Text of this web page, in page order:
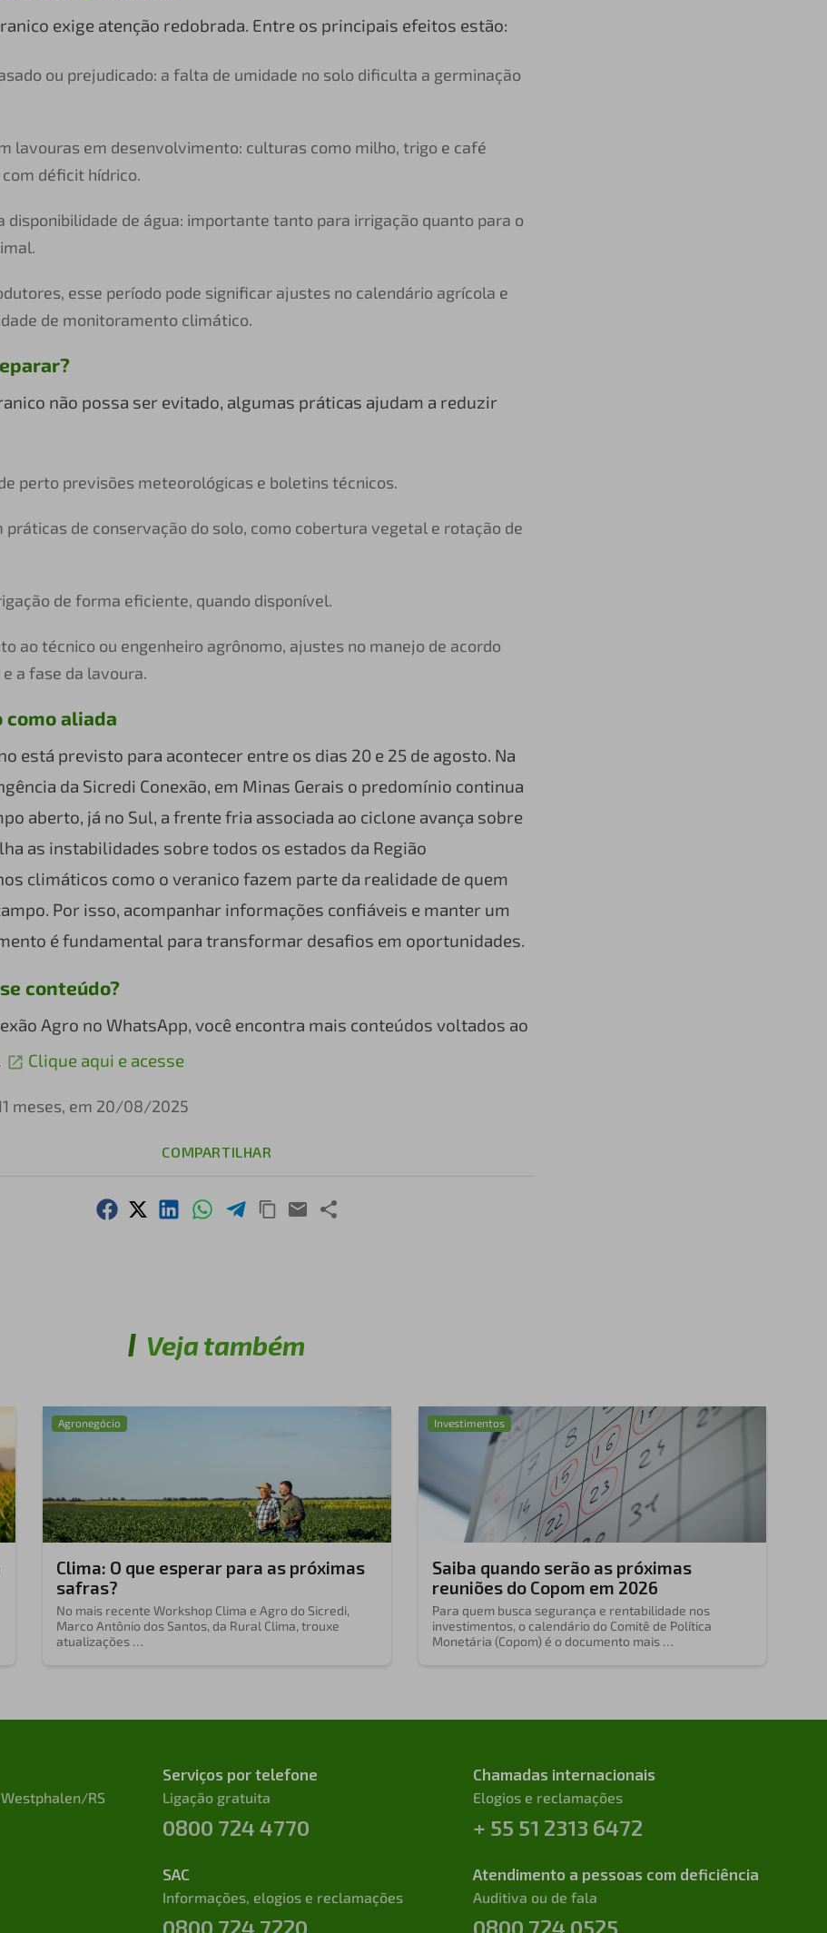
exige atenção redobrada. Entre os principais efeitos estão:
ou prejudicado: a falta de umidade no solo dificulta a germinação
lavouras em desenvolvimento: culturas como milho, trigo e café
déficit hídrico.
disponibilidade de água: importante tanto para irrigação quanto para o
esse período pode significar ajustes no calendário agrícola e
de monitoramento climático.
não possa ser evitado, algumas práticas ajudam a reduzir
perto previsões meteorológicas e boletins técnicos.
práticas de conservação do solo, como cobertura vegetal e rotação de
de forma eficiente, quando disponível.
ao técnico ou engenheiro agrônomo, ajustes no manejo de acordo
a fase da lavoura.
como aliada
está previsto para acontecer entre os dias 20 e 25 de agosto. Na
da Sicredi Conexão, em Minas Gerais o predomínio continua
aberto, já no Sul, a frente fria associada ao ciclone avança sobre
as instabilidades sobre todos os estados da Região
climáticos como o veranico fazem parte da realidade de quem
Por isso, acompanhar informações confiáveis e manter um
é fundamental para transformar desafios em oportunidades.
conteúdo?
Agro no WhatsApp, você encontra mais conteúdos voltados ao
Clique aqui e acesse
meses, em 20/08/2025
COMPARTILHAR
Veja também
Agronegócio
Clima: O que esperar para as próximas
safras?
No mais recenteWorkshop Clima e Agro do Sicredi,
Marco Antônio dos Santos, da Rural Clima, trouxe
atualizações …
Investimentos
Saiba quando serão as próximas
reuniões do Copom em 2026
Para quem busca segurança e rentabilidade nos
investimentos, o calendário do Comitê de Política
Monetária (Copom) é o documento mais …
RS
Serviços por telefone
Ligação gratuita
0800 724 4770
Chamadas internacionais
Elogios e reclamações
+ 55 51 2313 6472
SAC
Informações, elogios e reclamações
0800 724 7220
Atendimento a pessoas com deficiência
Auditiva ou de fala
0800 724 0525